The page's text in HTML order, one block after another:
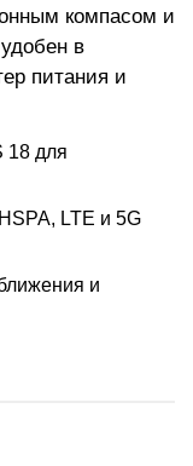
компасом и
в
питания и
18 для
LTE и 5G
и